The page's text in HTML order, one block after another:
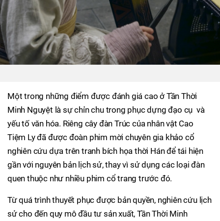
Một trong những điểm được đánh giá cao ở Tần Thời
Minh Nguyệt là sự chỉn chu trong phục dựng đạo cụ và
yếu tố văn hóa. Riêng cây đàn Trúc của nhân vật Cao
Tiệm Ly đã được đoàn phim mời chuyên gia khảo cổ
nghiên cứu dựa trên tranh bích họa thời Hán để tái hiện
gần với nguyên bản lịch sử, thay vì sử dụng các loại đàn
quen thuộc như nhiều phim cổ trang trước đó.
Từ quá trình thuyết phục được bản quyền, nghiên cứu lịch
sử cho đến quy mô đầu tư sản xuất, Tần Thời Minh